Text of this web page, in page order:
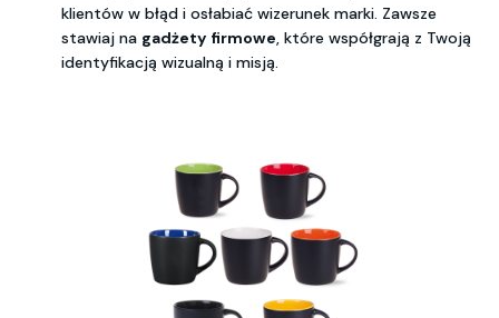
klientów w błąd i osłabiać wizerunek marki. Zawsze
stawiaj na gadżety firmowe, które współgrają z Twoją
identyfikacją wizualną i misją.